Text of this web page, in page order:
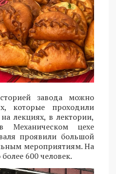
завода можно
которые проходили
лекциях, в лектории,
Механическом цехе
проявили большой
мероприятиям. На
600 человек.